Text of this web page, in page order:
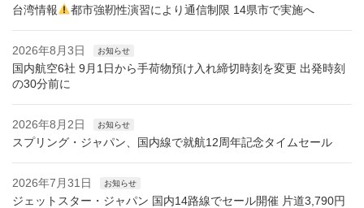
台湾情報 都市強靭性演習により通信制限 14県市で実施へ
2026年8月3日 お知らせ
国内航空6社 9月1日から手荷物預け入れ締切時刻を変更 出発時刻
の30分前に
2026年8月2日 お知らせ
スプリング・ジャパン、国内線で就航12周年記念タイムセール
2026年7月31日 お知らせ
ジェットスター・ジャパン 国内14路線でセール開催 片道3,790円